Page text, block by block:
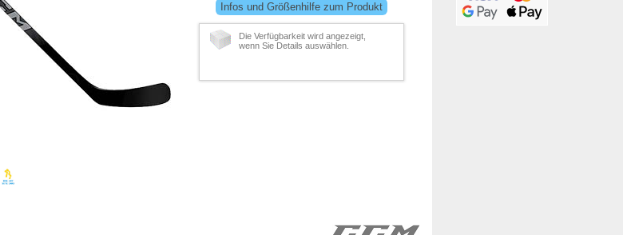
Infos und Größenhilfe zum Produkt
Die Verfügbarkeit wird angezeigt,
wenn Sie Details auswählen.